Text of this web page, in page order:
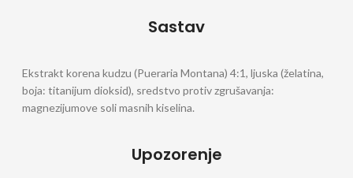
Sastav
Ekstrakt korena kudzu (Pueraria Montana) 4:1, ljuska (želatina,
boja: titanijum dioksid), sredstvo protiv zgrušavanja:
magnezijumove soli masnih kiselina.
Upozorenje